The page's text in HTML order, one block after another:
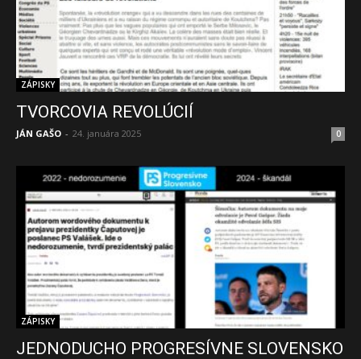
ZÁPISKY
TVORCOVIA REVOLÚCIÍ
JÁN GAŠO - 24. januára 2025 0
ZÁPISKY
JEDNODUCHO PROGRESÍVNE SLOVENSKO